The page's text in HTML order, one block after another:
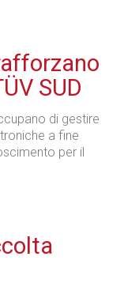
SUD
di gestire
a fine
per il